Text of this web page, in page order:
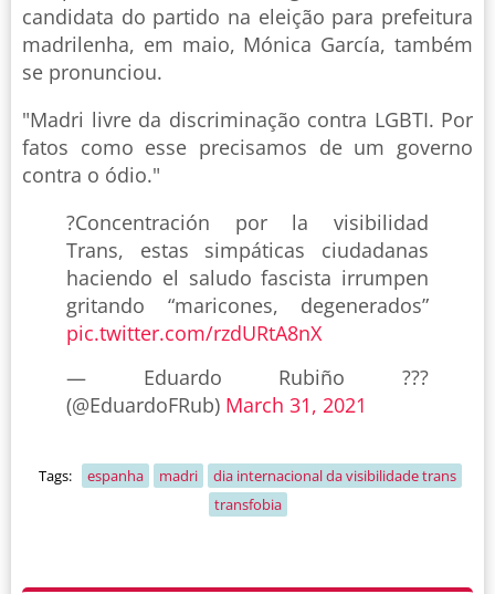
candidata do partido na eleição para prefeitura
madrilenha, em maio, Mónica García, também
se pronunciou.
"Madri livre da discriminação contra LGBTI. Por
fatos como esse precisamos de um governo
contra o ódio."
?Concentración por la visibilidad
Trans, estas simpáticas ciudadanas
haciendo el saludo fascista irrumpen
gritando “maricones, degenerados”
pic.twitter.com/rzdURtA8nX
— Eduardo Rubiño ??‍?
(@EduardoFRub) March 31, 2021
Tags: espanha madri
dia internacional da visibilidade trans
transfobia